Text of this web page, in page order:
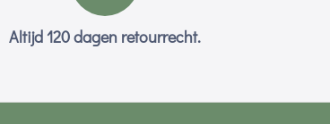
Altijd 120 dagen retourrecht.